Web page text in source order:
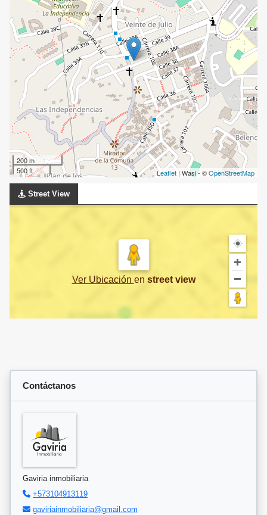
200 m
500 ft
Leaflet | Wasi - ©OpenStreetMap
Street View
Ver Ubicación en street view
Contáctanos
Gaviria inmobiliaria
+573104913119
gaviriainmobiliaria@gmail.com